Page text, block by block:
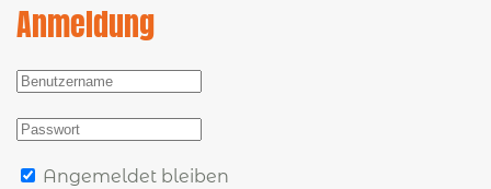
Anmeldung
Angemeldet bleiben